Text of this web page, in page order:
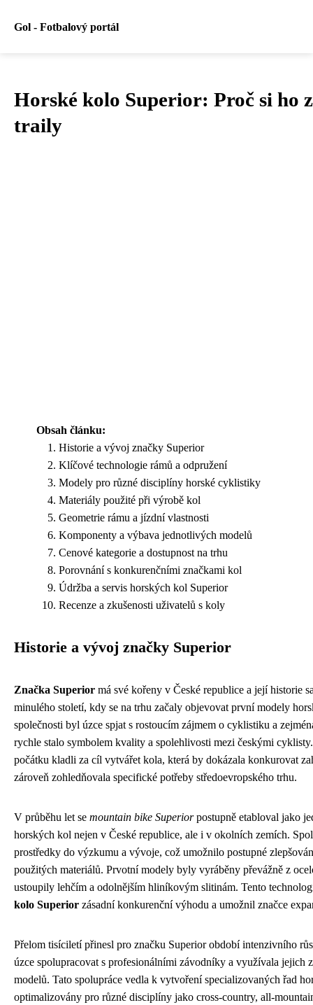
Gol - Fotbalový portál
Horské kolo Superior: Proč si ho
traily
Obsah článku:
Historie a vývoj značky Superior
Klíčové technologie rámů a odpružení
Modely pro různé disciplíny horské cyklistiky
Materiály použité při výrobě kol
Geometrie rámu a jízdní vlastnosti
Komponenty a výbava jednotlivých modelů
Cenové kategorie a dostupnost na trhu
Porovnání s konkurenčními značkami kol
Údržba a servis horských kol Superior
Recenze a zkušenosti uživatelů s koly
Historie a vývoj značky Superior
Značka Superior má své kořeny v České republice a její historie
minulého století, kdy se na trhu začaly objevovat první modely
společnosti byl úzce spjat s rostoucím zájmem o cyklistiku a
rychle stalo symbolem kvality a spolehlivosti mezi českými
počátku kladli za cíl vytvářet kola, která by dokázala konkurovat
zároveň zohledňovala specifické potřeby středoevropského trhu.
V průběhu let se mountain bike Superiorpostupně etabloval jako
horských kol nejen v České republice, ale i v okolních zemích.
prostředky do výzkumu a vývoje, což umožnilo postupné
použitých materiálů. Prvotní modely byly vyráběny převážně z
ustoupily lehčím a odolnějším hliníkovým slitinám. Tento
kolo Superior zásadní konkurenční výhodu a umožnil značce
Přelom tisíciletí přinesl pro značku Superior období intenzivního
úzce spolupracovat s profesionálními závodníky a využívala jejich
modelů. Tato spolupráce vedla k vytvoření specializovaných řad
optimalizovány pro různé disciplíny jako cross-country, all-